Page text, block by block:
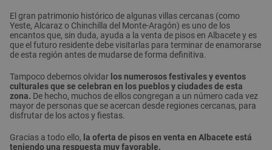
El gran patrimonio histórico de algunas villas cercanas (como
Yeste, Alcaraz o Chinchilla del Monte-Aragón) es uno de los
encantos que, sin duda, ayuda a la venta de pisos en Albacete y es
que el futuro residente debe visitarlas para terminar de enamorarse
de esta región antes de mudarse de forma definitiva.
Tampoco debemos olvidar los numerosos festivales y eventos
culturales que se celebran en los pueblos y ciudades de esta
zona. De hecho, muchos de ellos congregan a un número cada vez
mayor de personas que se acercan desde regiones cercanas, para
disfrutar de los actos y fiestas.
Gracias a todo ello, la oferta de pisos en venta en Albacete está
teniendo una respuesta muy favorable.